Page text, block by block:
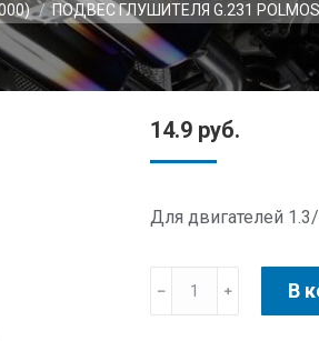
ПОДВЕС ГЛУШИТЕЛЯ G.231
14.9 руб.
Для двигателей
В